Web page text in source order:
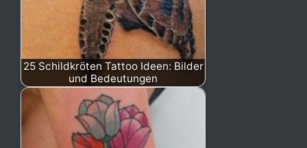
25 Schildkröten Tattoo Ideen: Bilder
und Bedeutungen